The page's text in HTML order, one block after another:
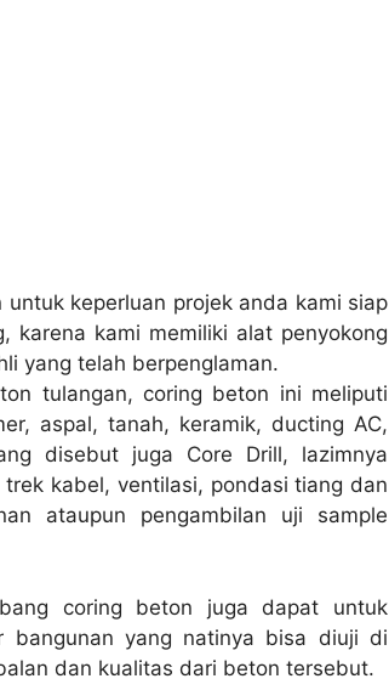
keperluan projek anda kami siap
karena kami memiliki alat penyokong
yang telah berpenglaman.
tulangan, coring beton ini meliputi
aspal, tanah, keramik, ducting AC,
disebut juga Core Drill, lazimnya
kabel, ventilasi, pondasi tiang dan
ataupun pengambilan uji sample
coring beton juga dapat untuk
bangunan yang natinya bisa diuji di
dan kualitas dari beton tersebut.